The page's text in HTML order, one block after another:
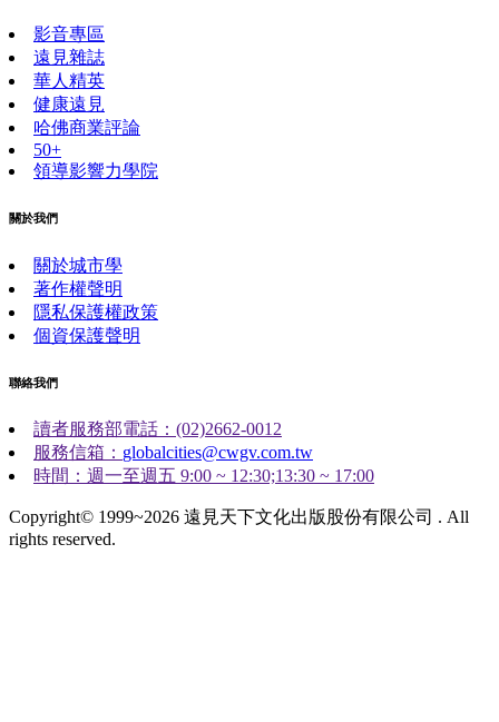
影音專區
遠見雜誌
華人精英
健康遠見
哈佛商業評論
50+
領導影響力學院
關於我們
關於城市學
著作權聲明
隱私保護權政策
個資保護聲明
聯絡我們
讀者服務部電話：(02)2662-0012
服務信箱： globalcities@cwgv.com.tw
時間：週一至週五 9:00 ~ 12:30;13:30 ~ 17:00
Copyright© 1999~2026 遠見天下文化出版股份有限公司 . All
rights reserved.